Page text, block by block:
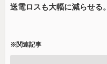
送電ロスも大幅に減らせる。
※関連記事